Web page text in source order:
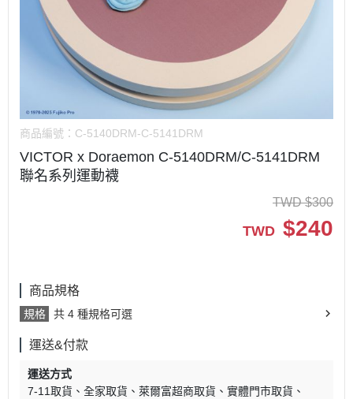
商品編號： C-5140DRM-C-5141DRM
VICTOR x Doraemon C-5140DRM/C-5141DRM
聯名系列運動襪
TWD $300
TWD $240
商品規格
規格 共 4 種規格可選
運送&付款
運送方式
7-11取貨
全家取貨 萊爾富超商取貨
實體門市取貨